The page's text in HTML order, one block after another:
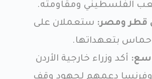
الفلسطيني ومقاومته.
قطر ومصر: ستعملان على
بتعهداتها.
أكد وزراء خارجية الأردن